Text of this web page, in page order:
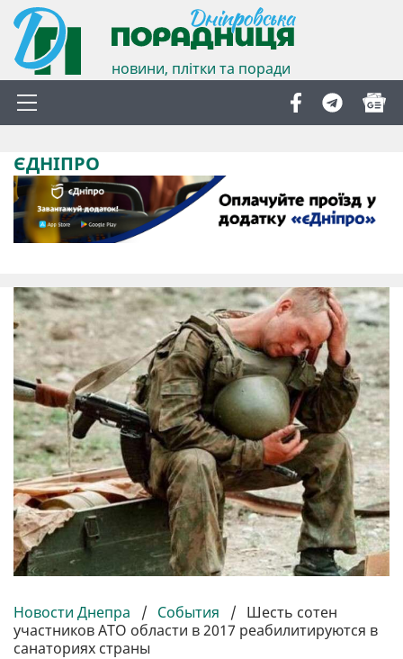
новини, плітки та поради
ЄДНІПРО
Новости Днепра / События / Шесть сотен
участников АТО области в 2017 реабилитируются в
санаториях страны